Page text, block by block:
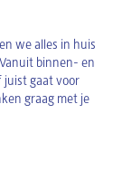
we alles in huis
binnen- en
juist gaat voor
graag met je